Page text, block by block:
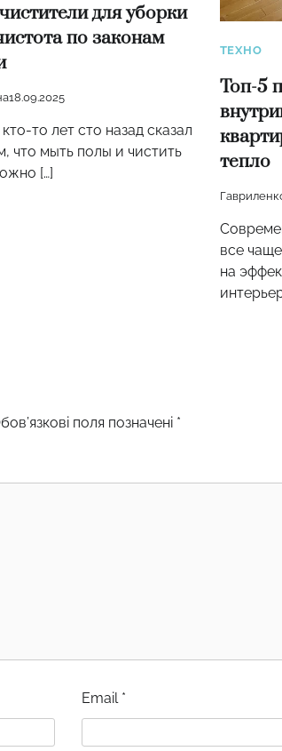
для уборки
по законам
18.09.2025
то лет сто назад сказал
что мыть полы и чистить
[…]
ТЕХНО
Топ-5
тепло
все
на
поля позначені *
Email *